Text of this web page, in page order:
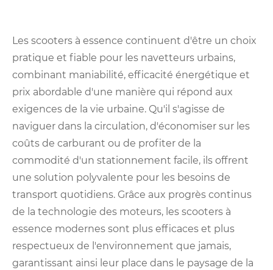
Les scooters à essence continuent d'être un choix
pratique et fiable pour les navetteurs urbains,
combinant maniabilité, efficacité énergétique et
prix abordable d'une manière qui répond aux
exigences de la vie urbaine. Qu'il s'agisse de
naviguer dans la circulation, d'économiser sur les
coûts de carburant ou de profiter de la
commodité d'un stationnement facile, ils offrent
une solution polyvalente pour les besoins de
transport quotidiens. Grâce aux progrès continus
de la technologie des moteurs, les scooters à
essence modernes sont plus efficaces et plus
respectueux de l'environnement que jamais,
garantissant ainsi leur place dans le paysage de la